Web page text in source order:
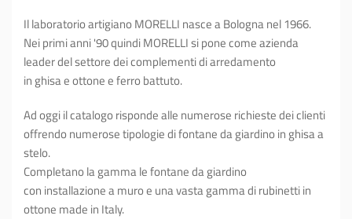
Il laboratorio artigiano MORELLI nasce a Bologna nel 1966.
Nei primi anni '90 quindi MORELLI si pone come azienda
leader del settore dei complementi di arredamento
in ghisa e ottone e ferro battuto.
Ad oggi il catalogo risponde alle numerose richieste dei clienti
offrendo numerose tipologie di fontane da giardino in ghisa a
stelo.
Completano la gamma le fontane da giardino
con installazione a muro e una vasta gamma di rubinetti in
ottone made in Italy.